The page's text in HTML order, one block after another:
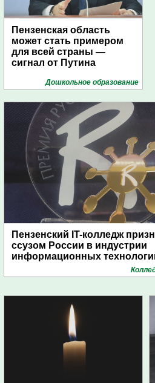
Пензенская область
может стать примером
для всей страны —
сигнал от Путина
Дошкольное образование
Пензенский IT-колледж
ссузом России в индустрии
информационных